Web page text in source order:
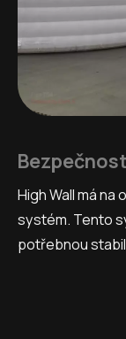
High Wall má
systém. Tento
potřebnou